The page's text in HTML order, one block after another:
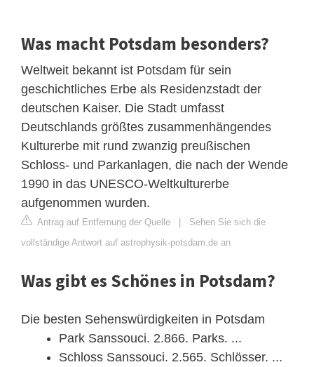
Was macht Potsdam besonders?
Weltweit bekannt ist Potsdam für sein
geschichtliches Erbe als Residenzstadt der
deutschen Kaiser. Die Stadt umfasst
Deutschlands größtes zusammenhängendes
Kulturerbe mit rund zwanzig preußischen
Schloss- und Parkanlagen, die nach der Wende
1990 in das UNESCO-Weltkulturerbe
aufgenommen wurden.
Antrag auf Entfernung der Quelle
Sehen Sie sich die
vollständige Antwort auf astrophysik-potsdam.de an
Was gibt es Schönes in Potsdam?
Die besten Sehenswürdigkeiten in Potsdam
Park Sanssouci. 2.866. Parks. ...
Schloss Sanssouci. 2.565. Schlösser. ...